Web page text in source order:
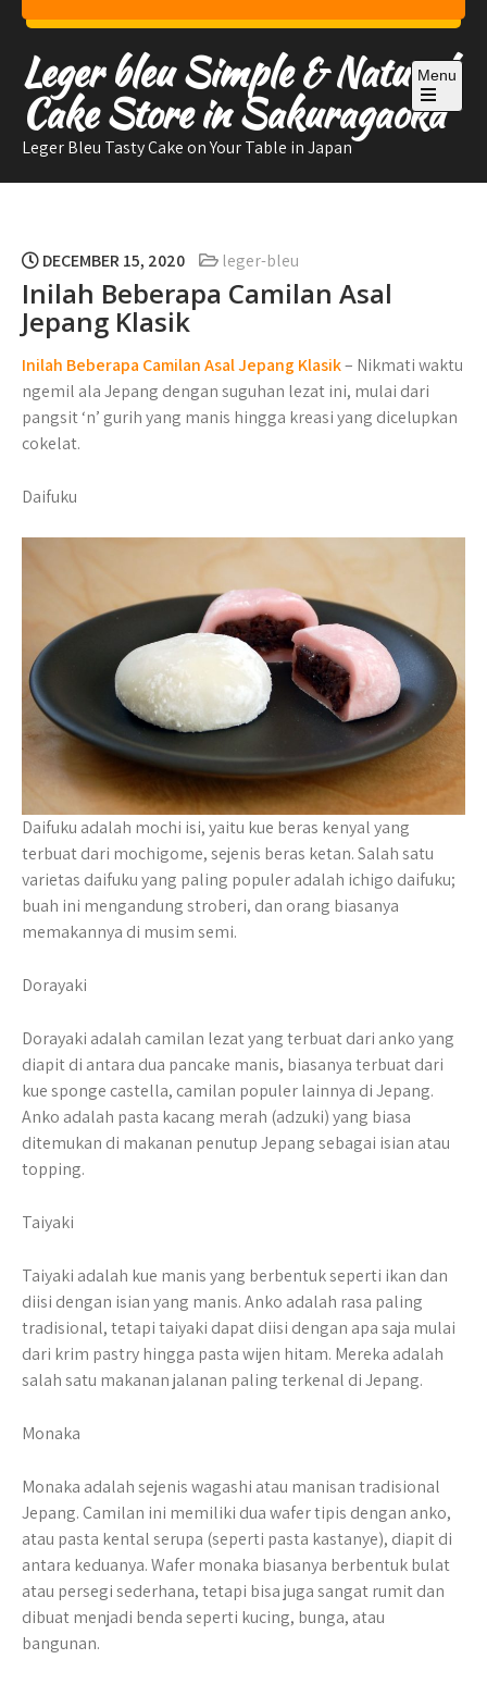
Skip
content
Leger bleu Simple & Natural
Cake Store in Sakuragaoka
Leger Bleu Tasty Cake on Your Table in Japan
Menu
Open
the
DECEMBER 15, 2020 leger-bleu
Inilah Beberapa Camilan Asal
Jepang Klasik
Inilah Beberapa Camilan Asal Jepang Klasik– Nikmati waktu
ngemil ala Jepang dengan suguhan lezat ini, mulai dari
pangsit ‘n’ gurih yang manis hingga kreasi yang dicelupkan
cokelat.
Daifuku
Daifuku adalah mochi isi, yaitu kue beras kenyal yang
terbuat dari mochigome, sejenis beras ketan. Salah satu
varietas daifuku yang paling populer adalah ichigo daifuku;
buah ini mengandung stroberi, dan orang biasanya
memakannya di musim semi.
Dorayaki
Dorayaki adalah camilan lezat yang terbuat dari anko yang
diapit di antara dua pancake manis, biasanya terbuat dari
kue sponge castella, camilan populer lainnya di Jepang.
Anko adalah pasta kacang merah (adzuki) yang biasa
ditemukan di makanan penutup Jepang sebagai isian atau
topping.
Taiyaki
Taiyaki adalah kue manis yang berbentuk seperti ikan dan
diisi dengan isian yang manis. Anko adalah rasa paling
tradisional, tetapi taiyaki dapat diisi dengan apa saja mulai
dari krim pastry hingga pasta wijen hitam. Mereka adalah
salah satu makanan jalanan paling terkenal di Jepang.
Monaka
Monaka adalah sejenis wagashi atau manisan tradisional
Jepang. Camilan ini memiliki dua wafer tipis dengan anko,
atau pasta kental serupa (seperti pasta kastanye), diapit di
antara keduanya. Wafer monaka biasanya berbentuk bulat
atau persegi sederhana, tetapi bisa juga sangat rumit dan
dibuat menjadi benda seperti kucing, bunga, atau
bangunan.